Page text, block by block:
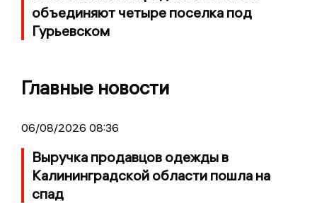
объединяют четыре поселка под
Гурьевском
Главные новости
06/08/2026 08:36
Выручка продавцов одежды в
Калининградской области пошла на
спад